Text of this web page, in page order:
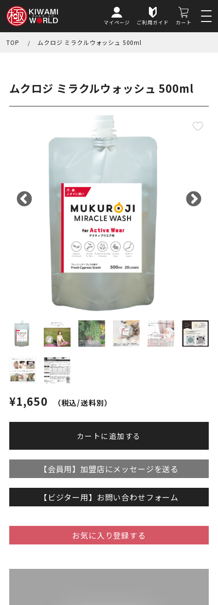
マイページ ご利用ガイド カート
TOP ムクロジ ミラクルウォッシュ 500ml
ムクロジ ミラクルウォッシュ 500ml
¥1,650 （税込/送料別）
カートに追加する
【会員用】加盟店にメッセージを送る
【ビジター用】お問い合わせフォーム
お気に入り登録する